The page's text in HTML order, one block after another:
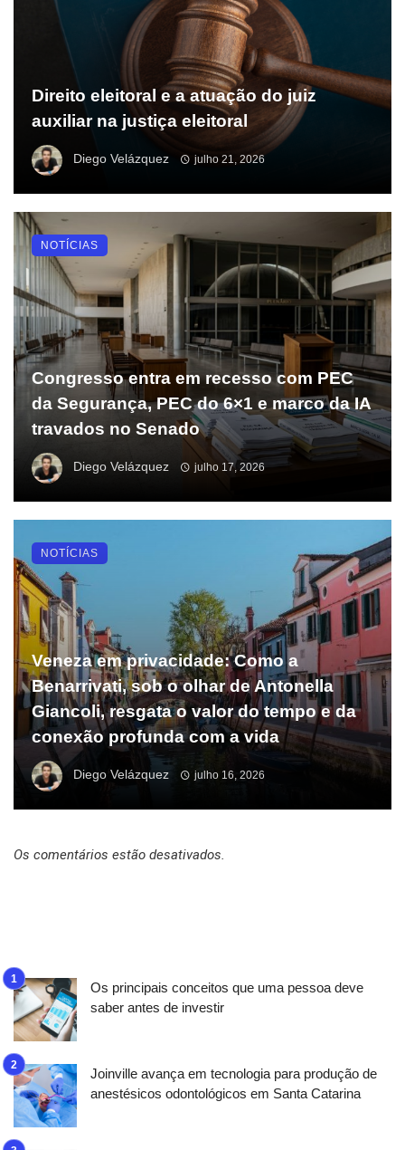
Direito eleitoral e a atuação do juiz
auxiliar na justiça eleitoral
Diego Velázquez julho 21, 2026
Congresso entra em recesso com PEC
da Segurança, PEC do 6×1 e marco da IA
travados no Senado
Diego Velázquez julho 17, 2026
NOTÍCIAS
Veneza em privacidade: Como a
Benarrivati, sob o olhar de Antonella
Giancoli, resgata o valor do tempo e da
conexão profunda com a vida
Diego Velázquez julho 16, 2026
NOTÍCIAS
Os comentários estão desativados.
Os principais conceitos que uma pessoa deve
saber antes de investir
Joinville avança em tecnologia para produção de
anestésicos odontológicos em Santa Catarina